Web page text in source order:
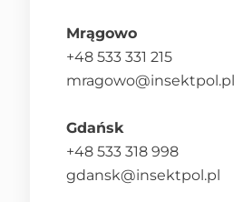
Mrągowo
+48 533 331 215
mragowo@insektpol.pl
Gdańsk
+48 533 318 998
gdansk@insektpol.pl